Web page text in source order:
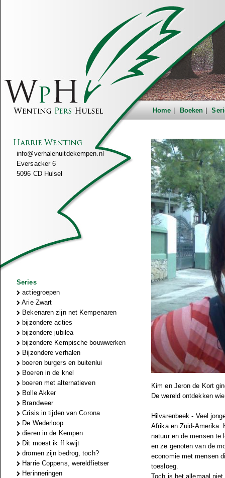
Home Boeken
info@verhalenuitdekempen.nl
Eversacker 6
5096 CD Hulsel
Series
actiegroepen
Arie Zwart
Bekenaren zijn net Kempenaren
bijzondere acties
bijzondere jubilea
bijzondere Kempische bouwwerken
Bijzondere verhalen
boeren burgers en buitenlui
Boeren in de knel
boeren met alternatieven
Bolle Akker
Brandweer
Crisis in tijden van Corona
De Wederloop
dieren in de Kempen
Dit moest ik ff kwijt
dromen zijn bedrog, toch?
Harrie Coppens, wereldfietser
Herinneringen
Kim en Jeron de Kort
De wereld ontdekken
Hilvarenbeek - Veel
Afrika en Zuid-Amerika.
natuur en de mensen te
en ze genoten van de
economie met mensen
toesloeg.
Toch is het allemaal